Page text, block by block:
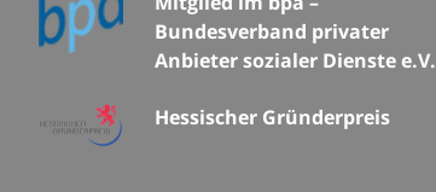
Bundesverband privater
Anbieter sozialer Dienste e.V.
Hessischer Gründerpreis